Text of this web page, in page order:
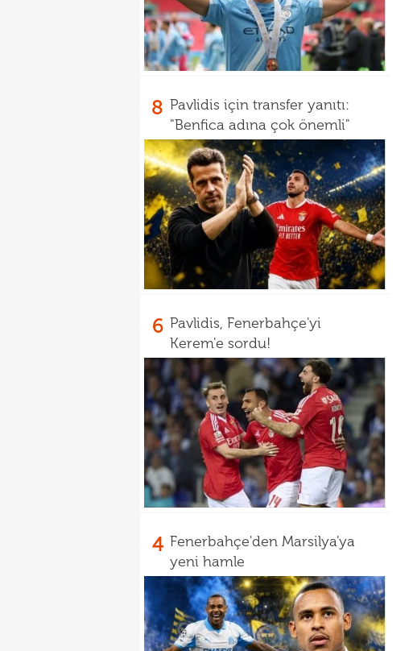
8 Pavlidis için transfer yanıtı:
"Benfica adına çok önemli"
6 Pavlidis, Fenerbahçe'yi
Kerem'e sordu!
4 Fenerbahçe'den Marsilya'ya
yeni hamle